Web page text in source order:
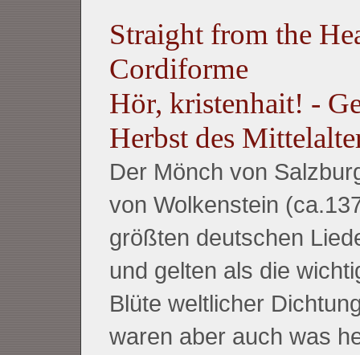
Straight from the
Cordiforme
Hör, kristenhait! -
Herbst des
Der Mönch von
von Wolkenstein
größten deutschen
und gelten als die
Blüte weltlicher
waren aber auch was